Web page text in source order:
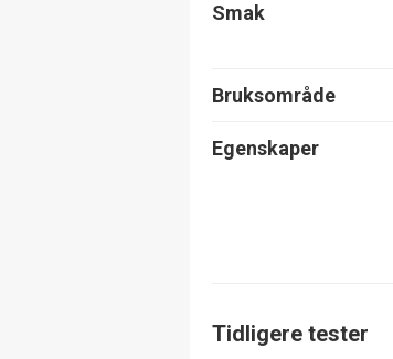
Smak
Bruksområde
Egenskaper
Tidligere tester